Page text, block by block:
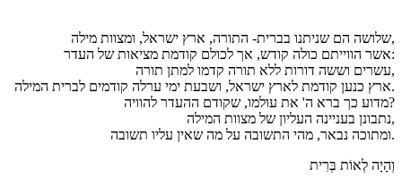
שלושה הם שניתנו בברית- התורה, ארץ ישראל, ומצוות מילה,
אשר הווייתם כולה קודש, אך לכולם קודמת מציאות של העדר:
עשרים וששה דורות ללא תורה קדמו למתן תורה,
ארץ כנען קודמת לארץ ישראל, ושבעת ימי ערלה קודמים לברית המילה.
מדוע כך ברא ה' את עולמו, שקודם ההעדר להוויה?
נתבונן בעניינה העליון של מצוות המילה,
ומתוכה נבאר, מהי התשובה על מה שאין עליו תשובה.
וְהָיָה לְאוֹת בְּרִית